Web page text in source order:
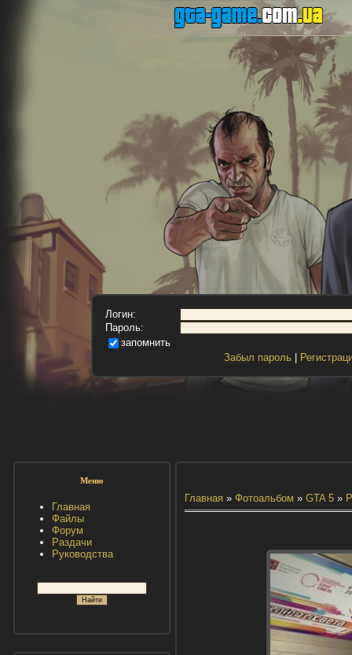
Логин:
Пароль:
запомнить
Забыл пароль|
Меню
Главная
Файлы
Форум
Раздачи
Руководства
Главная» Фотоальбом » GTA 5»